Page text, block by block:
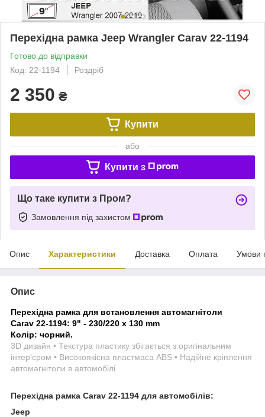
Перехідна рамка Jeep Wrangler Carav 22-1194
Готово до відправки
Код: 22-1194
Роздріб
2 350 ₴
Купити
або
Купити з
Що таке купити з Пром?
Замовлення під захистом
Опис Характеристики Доставка Оплата Умови
Опис
Перехідна рамка для встановлення автомагнітоли
Carav 22-1194: 9" - 230/220 x 130 mm
Колір: чорний.
3D дизайн • Текстура пластику збігається з оригінальним
інтер'єром • Високоякісна пластмаса ABS • Надійне кріплення
автомагнітоли в автомобілі
Перехідна рамка Carav 22-1194 для автомобілів:
Jeep